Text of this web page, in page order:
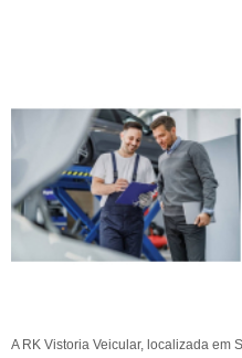
A RK Vistoria Veicular, localizada em